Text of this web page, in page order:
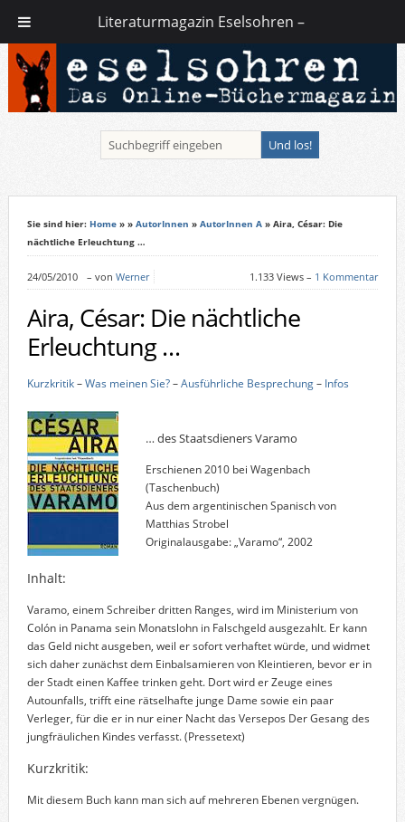
Sie sind hier: Home» » AutorInnen » AutorInnen A» Aira, César: Die
nächtliche Erleuchtung …
24/05/2010 – von Werner 1.133 Views – 1 Kommentar
Aira, César: Die nächtliche
Erleuchtung …
Kurzkritik–Was meinen Sie?–Ausführliche Besprechung– Infos
… des Staatsdieners Varamo
Erschienen 2010 bei Wagenbach
(Taschenbuch)
Aus dem argentinischen Spanisch von
Matthias Strobel
Originalausgabe: „Varamo“, 2002
Inhalt:
Varamo, einem Schreiber dritten Ranges, wird im Ministerium von
Colón in Panama sein Monatslohn in Falschgeld ausgezahlt. Er kann
das Geld nicht ausgeben, weil er sofort verhaftet würde, und widmet
sich daher zunächst dem Einbalsamieren von Kleintieren, bevor er in
der Stadt einen Kaffee trinken geht. Dort wird er Zeuge eines
Autounfalls, trifft eine rätselhafte junge Dame sowie ein paar
Verleger, für die er in nur einer Nacht das Versepos Der Gesang des
jungfräulichen Kindes verfasst.(Pressetext)
Kurzkritik:
Mit diesem Buch kann man sich auf mehreren Ebenen vergnügen.
Literaturmagazin Eselsohren –